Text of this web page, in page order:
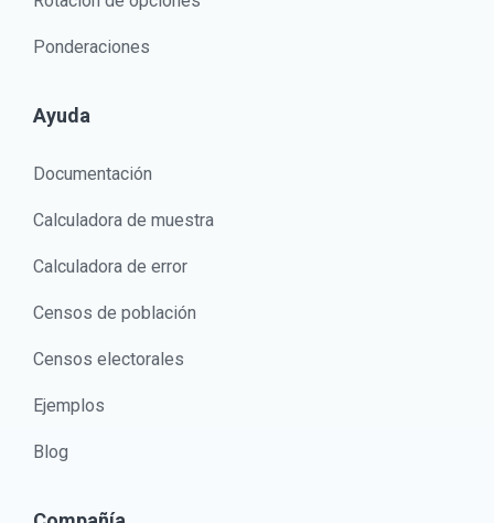
Ponderaciones
Ayuda
Documentación
Calculadora de muestra
Calculadora de error
Censos de población
Censos electorales
Ejemplos
Blog